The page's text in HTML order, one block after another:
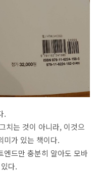
.
치는 것이 아니라, 이것으
미가 있는 책이다.
엔드만 충분히 알아도 모바
다.